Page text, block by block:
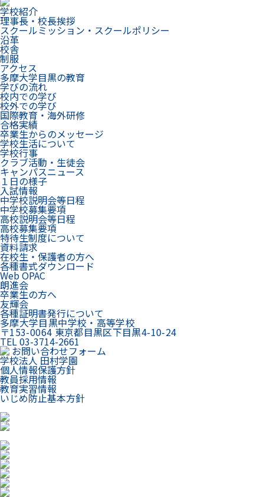
学校紹介
理事長・校長挨拶
スクールミッション・スクールポリシー
沿革
校舎
制服
アクセス
多摩大学目黒の教育
学びの流れ
校内での学び
校外での学び
国際教育・海外研修
合格実績
卒業生からのメッセージ
学校生活について
学校行事
クラブ活動・生徒会
キャンパスニュース
１日の様子
入試情報
中学校説明会等日程
中学校募集要項
高校説明会等日程
高校募集要項
特待生制度について
資料請求
在校生・保護者の方へ
各種書式ダウンロード
Web OPAC
朗進会
卒業生の方へ
友輝会
各種証明書発行について
多摩大学目黒中学校・高等学校
〒153-0064 東京都目黒区下目黒4-10-24
TEL 03-3714-2661
お問い合わせフォーム
学校法人 田村学園
個人情報保護方針
教員採用情報
教育実習情報
いじめ防止基本方針